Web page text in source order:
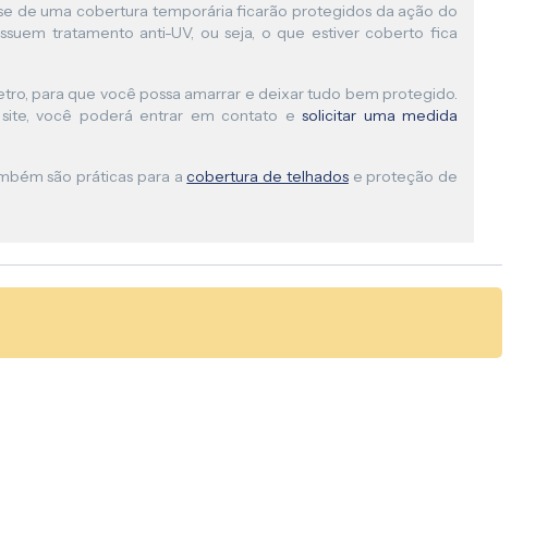
de uma cobertura temporária ficarão protegidos da ação do
tratamento anti-UV, ou seja, o que estiver coberto fica
para que você possa amarrar e deixar tudo bem protegido.
você poderá entrar em contato e solicitar uma medida
são práticas para acobertura de telhadose proteção de